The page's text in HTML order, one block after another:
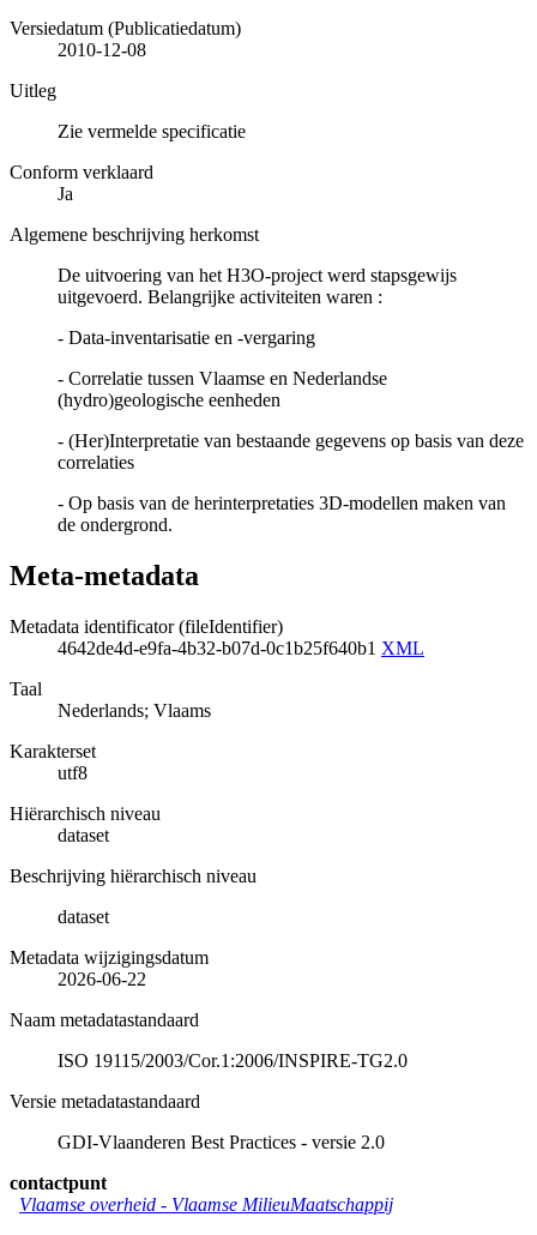
Versiedatum (Publicatiedatum)
2010-12-08
Uitleg
Zie vermelde specificatie
Conform verklaard
Ja
Algemene beschrijving herkomst
De uitvoering van het H3O-project werd stapsgewijs
uitgevoerd. Belangrijke activiteiten waren :
- Data-inventarisatie en -vergaring
- Correlatie tussen Vlaamse en Nederlandse
(hydro)geologische eenheden
- (Her)Interpretatie van bestaande gegevens op basis van deze
correlaties
- Op basis van de herinterpretaties 3D-modellen maken van
de ondergrond.
Meta-metadata
Metadata identificator (fileIdentifier)
4642de4d-e9fa-4b32-b07d-0c1b25f640b1 XML
Taal
Nederlands; Vlaams
Karakterset
utf8
Hiërarchisch niveau
dataset
Beschrijving hiërarchisch niveau
dataset
Metadata wijzigingsdatum
2026-06-22
Naam metadatastandaard
ISO 19115/2003/Cor.1:2006/INSPIRE-TG2.0
Versie metadatastandaard
GDI-Vlaanderen Best Practices - versie 2.0
contactpunt
Vlaamse overheid - Vlaamse MilieuMaatschappij